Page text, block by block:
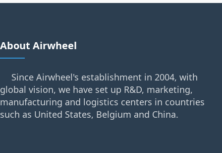
About Airwheel
Since Airwheel's establishment in 2004, with
global vision, we have set up R&D, marketing,
manufacturing and logistics centers in countries
such as United States, Belgium and China.